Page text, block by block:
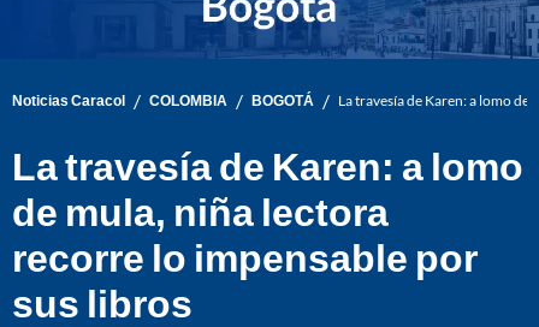
Noticias Caracol / COLOMBIA / BOGOTÁ / La travesía de Karen: a lomo
La travesía de Karen: a lomo
de mula, niña lectora
recorre lo impensable por
sus libros